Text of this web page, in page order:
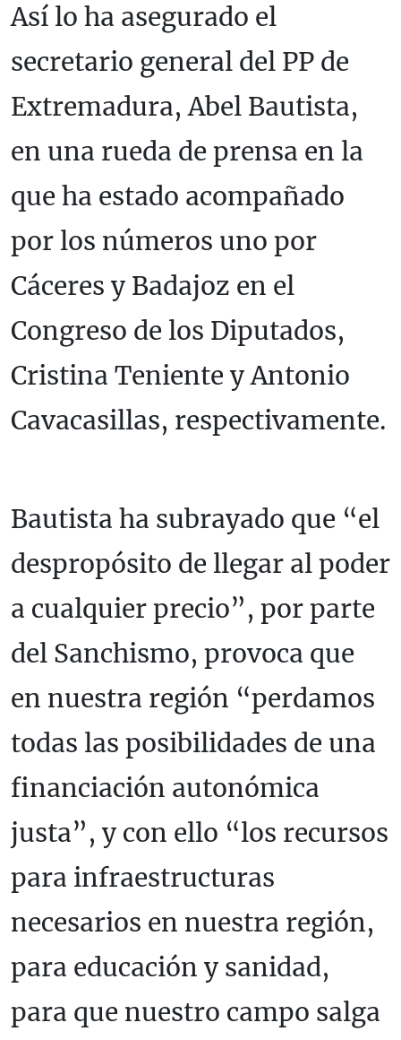
Así lo ha asegurado el
secretario general del PP de
Extremadura, Abel Bautista,
en una rueda de prensa en la
que ha estado acompañado
por los números uno por
Cáceres y Badajoz en el
Congreso de los Diputados,
Cristina Teniente y Antonio
Cavacasillas, respectivamente.
Bautista ha subrayado que “el
despropósito de llegar al poder
a cualquier precio”, por parte
del Sanchismo, provoca que
en nuestra región “perdamos
todas las posibilidades de una
financiación autonómica
justa”, y con ello “los recursos
para infraestructuras
necesarios en nuestra región,
para educación y sanidad,
para que nuestro campo salga